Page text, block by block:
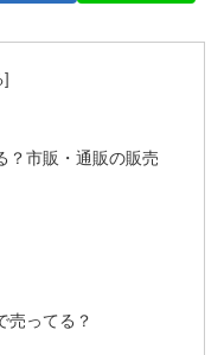
？市販・通販の販売
売ってる？